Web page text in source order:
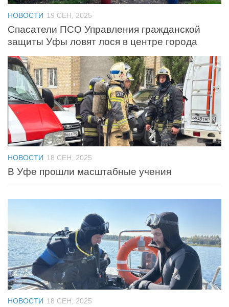
НОВОСТИ 19 СЕН, 2025
Спасатели ПСО Управления гражданской
защиты Уфы ловят лося в центре города
НОВОСТИ 18 СЕН, 2025
В Уфе прошли масштабные учения
НОВОСТИ 18 СЕН, 2025